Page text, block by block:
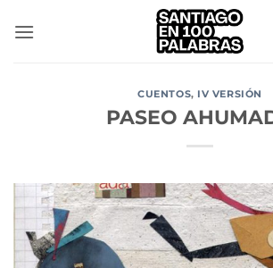
CUENTOS, IV VERSIÓN
PASEO